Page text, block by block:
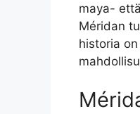
maya-
Méridan
historia